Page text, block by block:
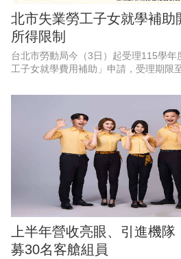
北市失業勞工子女就學補助
所得限制
台北市勞動局今（3日）起受理115學年
工子女就學費用補助」申請，受理期限
內大專校院並
上半年營收亮眼、引進機
募30名客艙組員